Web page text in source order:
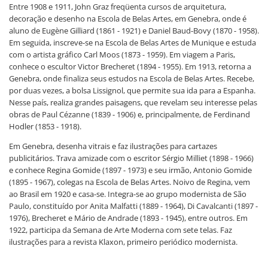
Entre 1908 e 1911, John Graz freqüenta cursos de arquitetura,
decoração e desenho na Escola de Belas Artes, em Genebra, onde é
aluno de Eugène Gilliard (1861 - 1921) e Daniel Baud-Bovy (1870 - 1958).
Em seguida, inscreve-se na Escola de Belas Artes de Munique e estuda
com o artista gráfico Carl Moos (1873 - 1959). Em viagem a Paris,
conhece o escultor Victor Brecheret (1894 - 1955). Em 1913, retorna a
Genebra, onde finaliza seus estudos na Escola de Belas Artes. Recebe,
por duas vezes, a bolsa Lissignol, que permite sua ida para a Espanha.
Nesse país, realiza grandes paisagens, que revelam seu interesse pelas
obras de Paul Cézanne (1839 - 1906) e, principalmente, de Ferdinand
Hodler (1853 - 1918).
Em Genebra, desenha vitrais e faz ilustrações para cartazes
publicitários. Trava amizade com o escritor Sérgio Milliet (1898 - 1966)
e conhece Regina Gomide (1897 - 1973) e seu irmão, Antonio Gomide
(1895 - 1967), colegas na Escola de Belas Artes. Noivo de Regina, vem
ao Brasil em 1920 e casa-se. Integra-se ao grupo modernista de São
Paulo, constituído por Anita Malfatti (1889 - 1964), Di Cavalcanti (1897 -
1976), Brecheret e Mário de Andrade (1893 - 1945), entre outros. Em
1922, participa da Semana de Arte Moderna com sete telas. Faz
ilustrações para a revista Klaxon, primeiro periódico modernista.